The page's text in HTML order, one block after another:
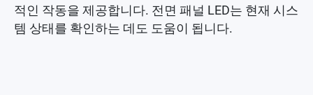
적인 작동을 제공합니다. 전면 패널 LED는 현재 시스
템 상태를 확인하는 데도 도움이 됩니다.